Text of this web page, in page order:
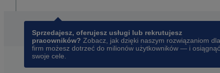
Sprzedajesz, oferujesz usługi lub rekrutujesz
pracowników? Zobacz, jak dzięki naszym rozwiązaniom dla
firm możesz dotrzeć do milionów użytkowników — i osiągnąć
swoje cele.